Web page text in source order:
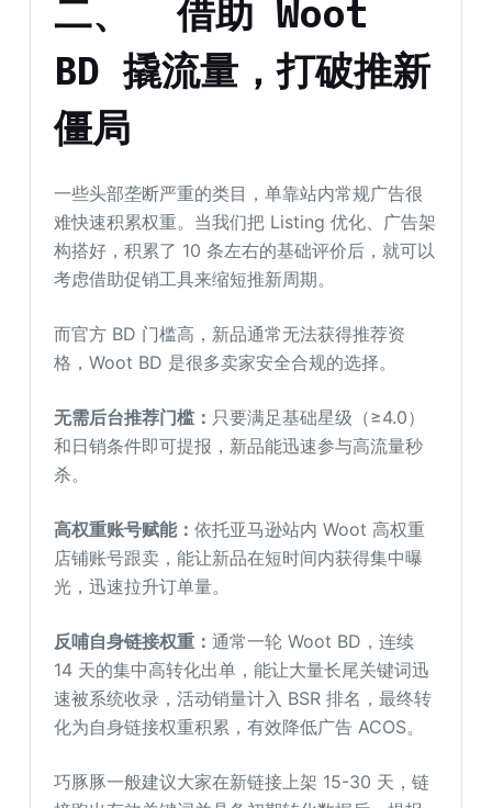
二、
借助 Woot
BD 撬流量，打破推新
僵局
一些头部垄断严重的类目，单靠站内常规广告很
难快速积累权重。当我们把 Listing 优化、广告架
构搭好，积累了 10 条左右的基础评价后，就可以
考虑借助促销工具来缩短推新周期。
而官方 BD 门槛高，新品通常无法获得推荐资
格，Woot BD 是很多卖家安全合规的选择。
无需后台推荐门槛： 只要满足基础星级（≥4.0）
和日销条件即可提报，新品能迅速参与高流量秒
杀。
高权重账号赋能：依托亚马逊站内 Woot 高权重
店铺账号跟卖，能让新品在短时间内获得集中曝
光，迅速拉升订单量。
反哺自身链接权重：通常一轮 Woot BD，连续
14 天的集中高转化出单，能让大量长尾关键词迅
速被系统收录，活动销量计入 BSR 排名，最终转
化为自身链接权重积累，有效降低广告 ACOS。
巧豚豚一般建议大家在新链接上架 15-30 天，链